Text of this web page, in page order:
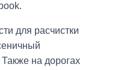
для расчистки
на дорогах